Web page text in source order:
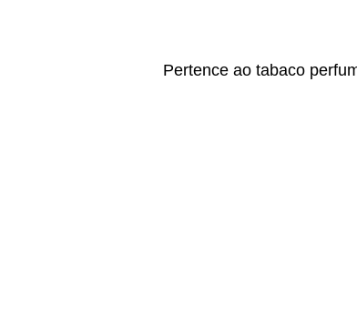
Pertence ao tabaco